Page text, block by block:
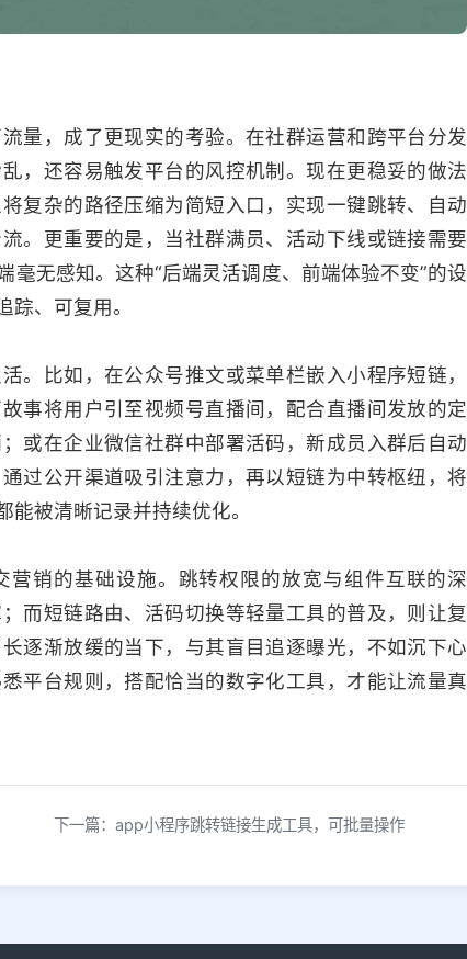
量，成了更现实的考验。在社群运营和跨平台分发
，还容易触发平台的风控机制。现在更稳妥的做法
复杂的路径压缩为简短入口，实现一键跳转、自动
。更重要的是，当社群满员、活动下线或链接需要
毫无感知。这种“后端灵活调度、前端体验不变”的设
、可复用。
。比如，在公众号推文或菜单栏嵌入小程序短链，
事将用户引至视频号直播间，配合直播间发放的定
或在企业微信社群中部署活码，新成员入群后自动
过公开渠道吸引注意力，再以短链为中转枢纽，将
被清晰记录并持续优化。
销的基础设施。跳转权限的放宽与组件互联的深
而短链路由、活码切换等轻量工具的普及，则让复
逐渐放缓的当下，与其盲目追逐曝光，不如沉下心
平台规则，搭配恰当的数字化工具，才能让流量真
下一篇：app小程序跳转链接生成工具，可批量操作